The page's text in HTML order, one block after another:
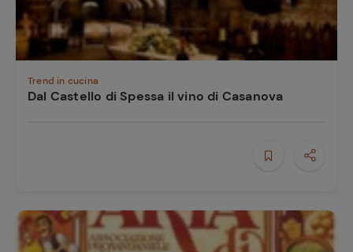
Trend in cucina
Dal Castello di Spessa il vino di Casanova